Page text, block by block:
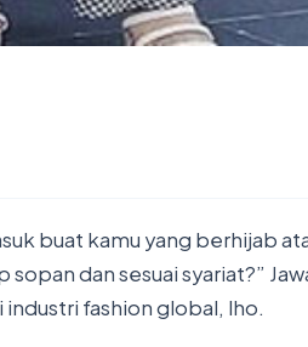
buat kamu yang berhijab
dan sesuai syariat?”
fashion global, lho.